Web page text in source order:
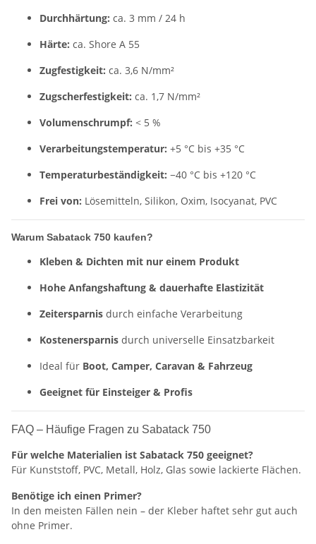
Durchhärtung: ca. 3 mm / 24 h
Härte: ca. Shore A 55
Zugfestigkeit: ca. 3,6 N/mm²
Zugscherfestigkeit: ca. 1,7 N/mm²
Volumenschrumpf: < 5 %
Verarbeitungstemperatur: +5 °C bis +35 °C
Temperaturbeständigkeit: −40 °C bis +120 °C
Frei von: Lösemitteln, Silikon, Oxim, Isocyanat, PVC
Warum Sabatack 750 kaufen?
Kleben & Dichten mit nur einem Produkt
Hohe Anfangshaftung & dauerhafte Elastizität
Zeitersparnis durch einfache Verarbeitung
Kostenersparnis durch universelle Einsatzbarkeit
Ideal für Boot, Camper, Caravan & Fahrzeug
Geeignet für Einsteiger & Profis
FAQ – Häufige Fragen zu Sabatack 750
Für welche Materialien ist Sabatack 750 geeignet?
Für Kunststoff, PVC, Metall, Holz, Glas sowie lackierte Flächen.
Benötige ich einen Primer?
In den meisten Fällen nein – der Kleber haftet sehr gut auch
ohne Primer.